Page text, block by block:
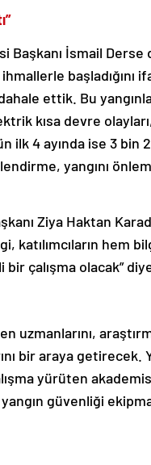
İsmail Derse
başladığını
ettik. Bu
kısa devre
ilk 4 ayında ise 3 bin
yangını
Ziya Haktan
katılımcıların hem
çalışma olacak”
bir araya getirecek.
yürüten
güvenliği